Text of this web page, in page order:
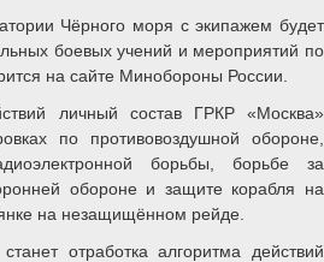
Чёрного моря с экипажем будет
боевых учений и мероприятий по
на сайте Минобороны России.
личный состав ГРКР «Москва»
по противовоздушной обороне,
борьбы, борьбе за
обороне и защите корабля на
на незащищённом рейде.
отработка алгоритма действий